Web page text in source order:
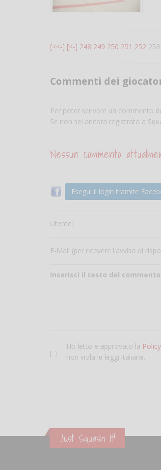
[<<-] [<-] 248 249 250 251 252 253
Commenti dei
Per poter scrivere un commento
Se non sei ancora registrato a
Nessun commento
Esegui il login tramite
Utente:
E-Mail (per ricevere l'avviso di
Inserisci il testo del commento
Ho letto e approvato la
non viola le leggi italiane.
Just Squash It!